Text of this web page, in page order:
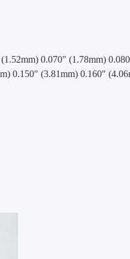
0.070" (1.78mm)
0.150" (3.81mm) 0.160"